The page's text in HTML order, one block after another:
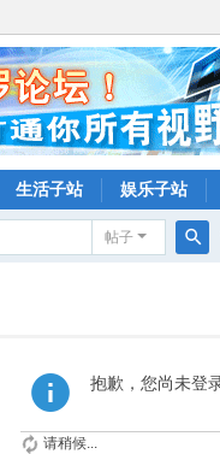
生活子站 娱乐子站
帖子
抱歉，您尚未登
请稍候...